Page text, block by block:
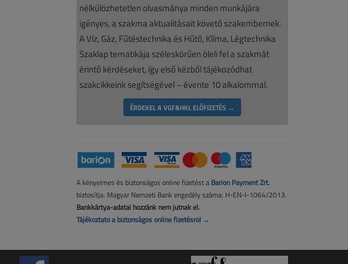
nélkülözhetetlen olvasmánya minden munkájára
igényes, a szakma aktualitásait követő szakembernek.
A Víz, Gáz, Fűtéstechnika és Hűtő, Klíma, Légtechnika
Szaklap tematikája széleskörűen öleli fel a szakmát
érintő kérdéseket, így első kézből tájékozódhat
szakcikkeink segítségével – évente 10 alkalommal.
ÉRDEKEL A VGF&HKL ELŐFIZETÉS →
A kényelmes és biztonságos online fizetést a Barion Payment Zrt.
biztosítja. Magyar Nemzeti Bank engedély száma: H-EN-I-1064/2013.
Bankkártya-adatai hozzánk nem jutnak el.
Tájékoztató a biztonságos online fizetésről →